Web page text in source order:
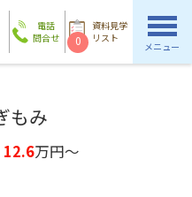
電話
問合せ
資料見学
リスト
0 メニュー
もみ
12.6万円～